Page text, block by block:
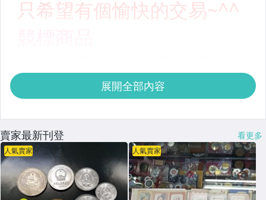
展開全部內容
賣家最新刊登 看更多
人氣賣家 人氣賣家